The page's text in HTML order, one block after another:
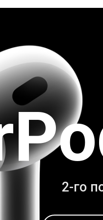
2-го